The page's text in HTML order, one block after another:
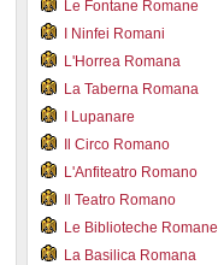
Le Fontane Romane
I Ninfei Romani
L'Horrea Romana
La Taberna Romana
I Lupanare
Il Circo Romano
L'Anfiteatro Romano
Il Teatro Romano
Le Biblioteche Romane
La Basilica Romana